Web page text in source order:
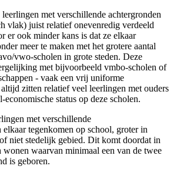
met verschillende achtergronden
vlak) juist relatief onevenredig verdeeld
er ook minder kans is dat ze elkaar
meer te maken met het grotere aantal
vwo-scholen in grote steden. Deze
met bijvoorbeeld vmbo-scholen of
- vaak een vrij uniforme
zitten relatief veel leerlingen met ouders
economische status op deze scholen.
met verschillende
elkaar tegenkomen op school, groter in
niet stedelijk gebied. Dit komt doordat in
wonen waarvan minimaal een van de twee
is geboren.